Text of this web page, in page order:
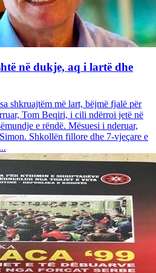
në dukje, aq i lartë dhe
shkruajtëm më lart, bëjmë fjalë për
Tom Beqiri, i cili ndërroi jetë në
e rëndë. Mësuesi i nderuar,
Shkollën fillore dhe 7-vjeçare e